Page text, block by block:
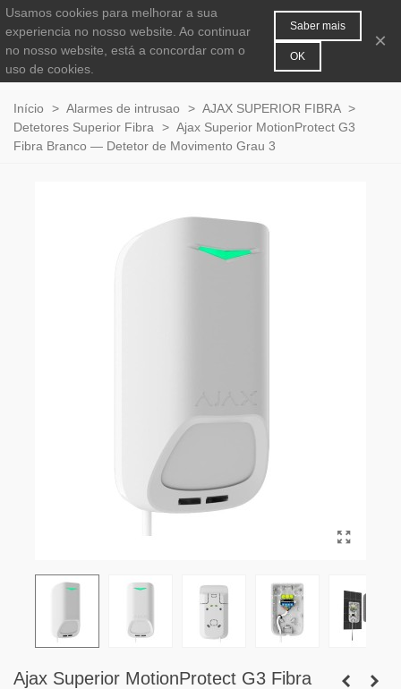
0
Início > Alarmes de intrusao > AJAX SUPERIOR FIBRA >
Detetores Superior Fibra
> Ajax Superior MotionProtect G3
Fibra Branco — Detetor de Movimento Grau 3
Ajax Superior MotionProtect G3 Fibra
Usamos cookies para melhorar a sua
experiencia no nosso website. Ao continuar
no nosso website, está a concordar com o
uso de cookies.
Saber mais
OK
×